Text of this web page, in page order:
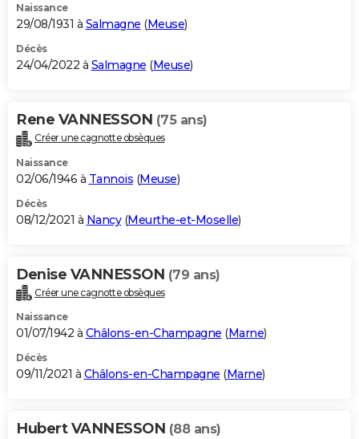
Naissance
29/08/1931 à Salmagne (Meuse)
Décès
24/04/2022 à Salmagne (Meuse)
Rene VANNESSON (75 ans)
Créer une cagnotte obsèques
Naissance
02/06/1946 à Tannois (Meuse)
Décès
08/12/2021 à Nancy(Meurthe-et-Moselle)
Denise VANNESSON (79 ans)
Créer une cagnotte obsèques
Naissance
01/07/1942 à Châlons-en-Champagne (Marne)
Décès
09/11/2021 à Châlons-en-Champagne (Marne)
Hubert VANNESSON (88 ans)